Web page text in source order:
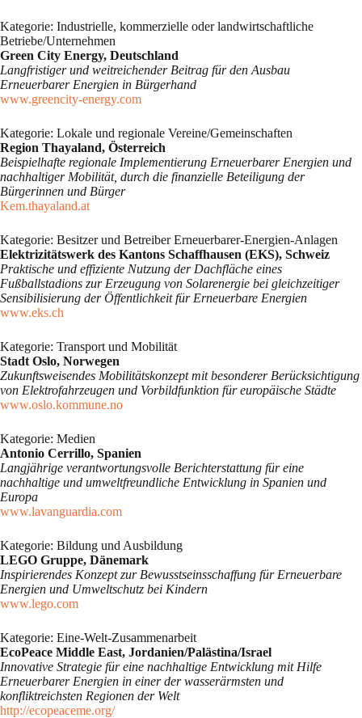
Kategorie: Industrielle, kommerzielle oder landwirtschaftliche
Betriebe/Unternehmen
Green City Energy, Deutschland
Langfristiger und weitreichender Beitrag für den Ausbau
Erneuerbarer Energien in Bürgerhand
www.greencity-energy.com
Kategorie: Lokale und regionale Vereine/Gemeinschaften
Region Thayaland, Österreich
Beispielhafte regionale Implementierung Erneuerbarer Energien und
nachhaltiger Mobilität, durch die finanzielle Beteiligung der
Bürgerinnen und Bürger
Kem.thayaland.at
Kategorie: Besitzer und Betreiber Erneuerbarer-Energien-Anlagen
Elektrizitätswerk des Kantons Schaffhausen (EKS), Schweiz
Praktische und effiziente Nutzung der Dachfläche eines
Fußballstadions zur Erzeugung von Solarenergie bei gleichzeitiger
Sensibilisierung der Öffentlichkeit für Erneuerbare Energien
www.eks.ch
Kategorie: Transport und Mobilität
Stadt Oslo, Norwegen
Zukunftsweisendes Mobilitätskonzept mit besonderer Berücksichtigung
von Elektrofahrzeugen und Vorbildfunktion für europäische Städte
www.oslo.kommune.no
Kategorie: Medien
Antonio Cerrillo, Spanien
Langjährige verantwortungsvolle Berichterstattung für eine
nachhaltige und umweltfreundliche Entwicklung in Spanien und
Europa
www.lavanguardia.com
Kategorie: Bildung und Ausbildung
LEGO Gruppe, Dänemark
Inspirierendes Konzept zur Bewusstseinsschaffung für Erneuerbare
Energien und Umweltschutz bei Kindern
www.lego.com
Kategorie: Eine-Welt-Zusammenarbeit
EcoPeace Middle East, Jordanien/Palästina/Israel
Innovative Strategie für eine nachhaltige Entwicklung mit Hilfe
Erneuerbarer Energien in einer der wasserärmsten und
konfliktreichsten Regionen der Welt
http://ecopeaceme.org/